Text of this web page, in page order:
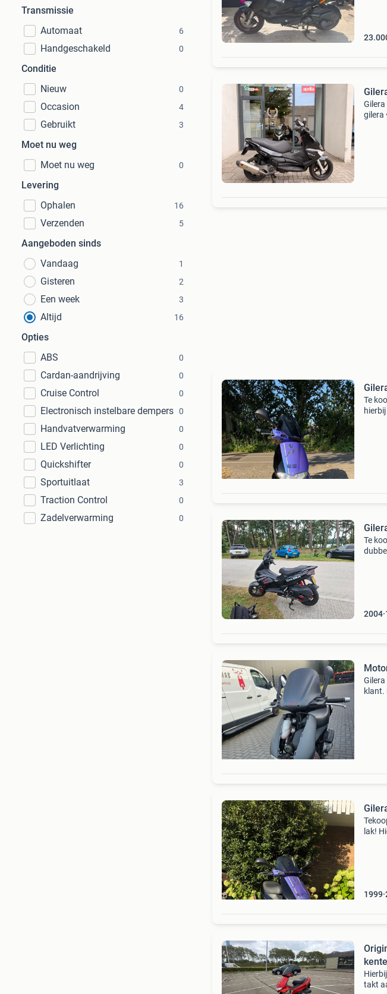
Transmissie
Automaat
6
Handgeschakeld 0
Conditie
Nieuw
0
Occasion 4
Gebruikt 3
Moet nu weg
Moet nu weg
0
Levering
Ophalen
16
Verzenden 5
Aangeboden sinds
Vandaag
1
Gisteren 2
Een week 3
Altijd 16
Opties
ABS
0
Cardan-aandrijving 0
Cruise Control 0
Electronisch instelbare dempers 0
Handvatverwarming 0
LED Verlichting 0
Quickshifter 0
Sportuitlaat 3
Traction Control 0
Zadelverwarming 0
Gilera
gilera
Te
Te
2004
klant.
lak!
1999
takt